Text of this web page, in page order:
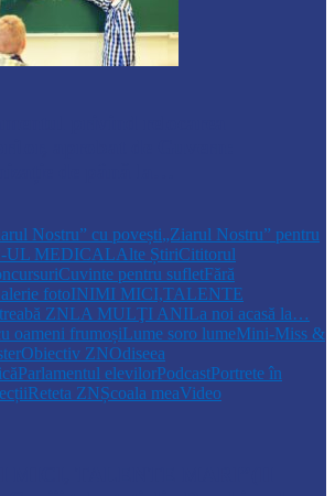
Nostru” cu povești„Ziarul Nostru” pentru
UL MEDICALAlte ȘtiriCititorul
Cuvinte pentru sufletFără
fotoINIMI MICI,TALENTE
ZNLA MULŢI ANILa noi acasă la…
oameni frumoșiLume soro lumeMini-Miss &
Obiectiv ZNOdiseea
Parlamentul elevilorPodcastPortrete în
Reteta ZNȘcoala meaVideo